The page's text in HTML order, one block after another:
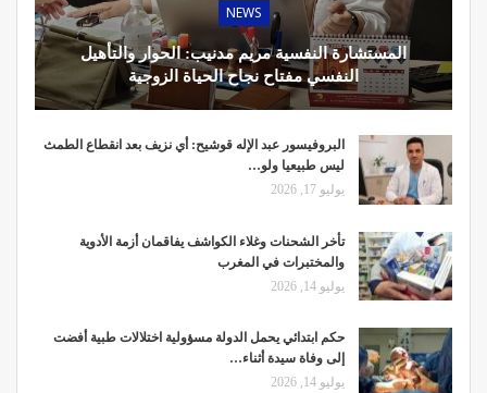
NEWS
المستشارة النفسية مريم مدنيب: الحوار والتأهيل
النفسي مفتاح نجاح الحياة الزوجية
البروفيسور عبد الإله قوشيح: أي نزيف بعد انقطاع الطمث
ليس طبيعيا ولو…
يوليو 17, 2026
تأخر الشحنات وغلاء الكواشف يفاقمان أزمة الأدوية
والمختبرات في المغرب
يوليو 14, 2026
حكم ابتدائي يحمل الدولة مسؤولية اختلالات طبية أفضت
إلى وفاة سيدة أثناء…
يوليو 14, 2026